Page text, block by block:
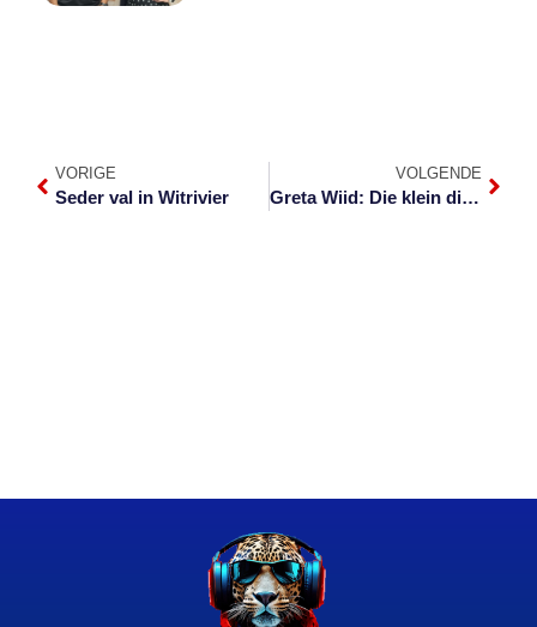
VORIGE
Seder val in Witrivier
VOLGENDE
Greta Wiid: Die klein dingetjies gaan vêr